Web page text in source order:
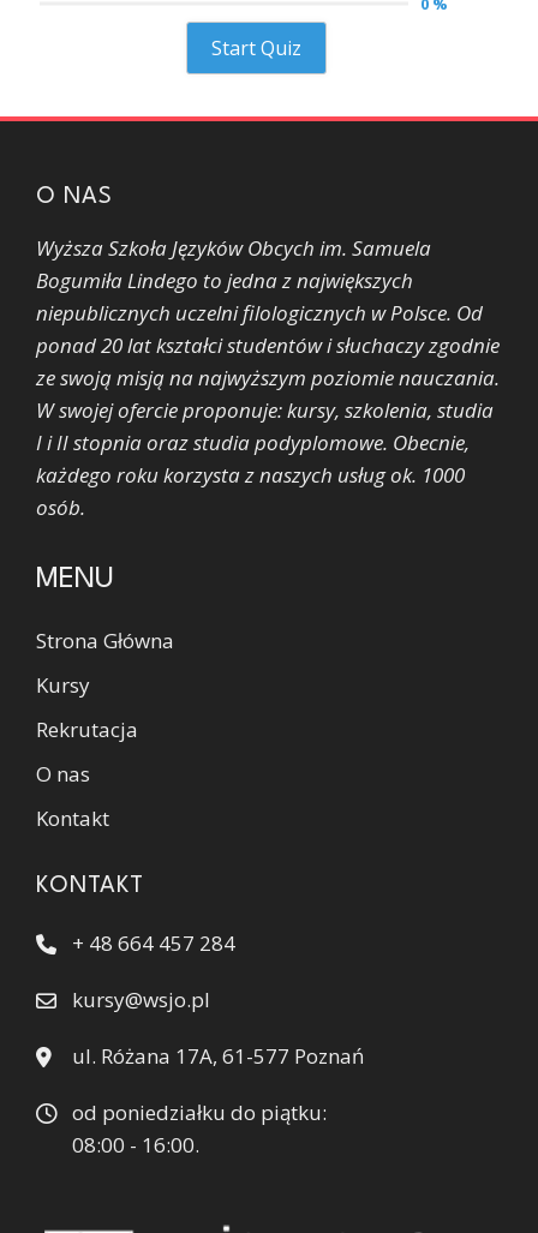
Start Quiz
O NAS
Wyższa Szkoła Języków Obcych im. Samuela
Bogumiła Lindego to jedna z największych
niepublicznych uczelni filologicznych w Polsce. Od
ponad 20 lat kształci studentów i słuchaczy zgodnie
ze swoją misją na najwyższym poziomie nauczania.
W swojej ofercie proponuje: kursy, szkolenia, studia
I i II stopnia oraz studia podyplomowe. Obecnie,
każdego roku korzysta z naszych usług ok. 1000
osób.
MENU
Strona Główna
Kursy
Rekrutacja
O nas
Kontakt
KONTAKT
+ 48 664 457 284
kursy@wsjo.pl
ul. Różana 17A, 61-577 Poznań
od poniedziałku do piątku:
08:00 - 16:00.